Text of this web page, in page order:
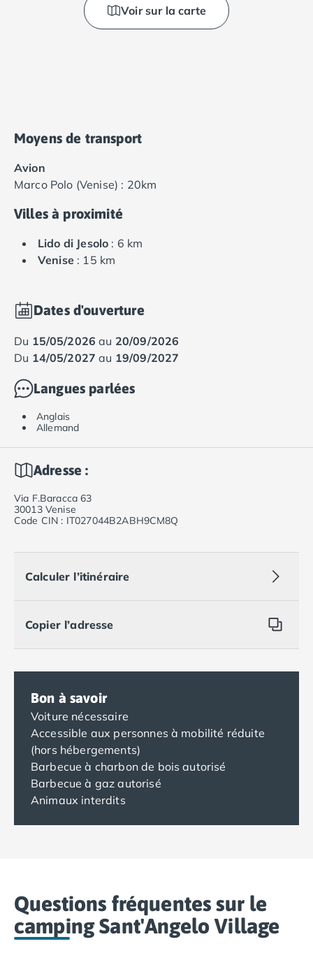
Voir sur la carte
Moyens de transport
Avion
Marco Polo (Venise) : 20km
Villes à proximité
Lido di Jesolo : 6 km
Venise: 15 km
Dates d'ouverture
du 15/05/2026 au 20/09/2026
du 14/05/2027 au 19/09/2027
Langues parlées
Anglais
Allemand
Adresse :
Via F.Baracca 63
30013 Venise
Code CIN : IT027044B2ABH9CM8Q
Calculer l’itinéraire
Copier l’adresse
Bon à savoir
Voiture nécessaire
Accessible aux personnes à mobilité réduite
(hors hébergements)
Barbecue à charbon de bois autorisé
Barbecue à gaz autorisé
Animaux interdits
Questions fréquentes sur le
camping Sant'Angelo Village